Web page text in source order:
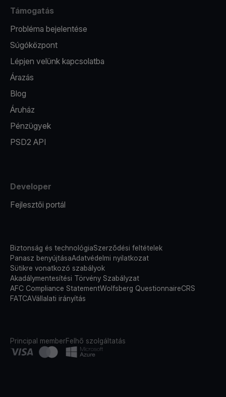
Támogatás
Probléma bejelentése
Súgóközpont
Lépjen velünk kapcsolatba
Árazás
Blog
Áruház
Pénzügyek
PSD2 API
Developer
Fejlesztői portál
Biztonság és technológiaSzerződési feltételek
Panasz benyújtásaAdatvédelmi nyilatkozat
Sütikre vonatkozó szabályok
Akadálymentesítési Törvény Szabályzat
AFC Compliance StatementWolfsberg QuestionnaireCRS
FATCAVállalati irányítás
Principal memberFelhő szolgáltatás